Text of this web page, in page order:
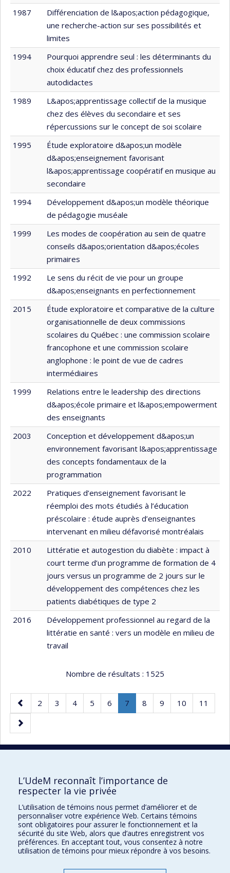
1987
Différenciation de l&apos;action pédagogique,
une recherche-action sur ses possibilités et
limites
1994
Pourquoi apprendre seul : les déterminants du
choix éducatif chez des professionnels
autodidactes
1989
L&apos;apprentissage collectif de la musique
chez des élèves du secondaire et ses
répercussions sur le concept de soi scolaire
1995
Étude exploratoire d&apos;un modèle
d&apos;enseignement favorisant
l&apos;apprentissage coopératif en musique au
secondaire
1994
Développement d&apos;un modèle théorique
de pédagogie muséale
1999
Les modes de coopération au sein de quatre
conseils d&apos;orientation d&apos;écoles
primaires
1992
Le sens du récit de vie pour un groupe
d&apos;enseignants en perfectionnement
2015
Étude exploratoire et comparative de la culture
organisationnelle de deux commissions
scolaires du Québec : une commission scolaire
francophone et une commission scolaire
anglophone : le point de vue de cadres
intermédiaires
1999
Relations entre le leadership des directions
d&apos;école primaire et l&apos;empowerment
des enseignants
2003
Conception et développement d&apos;un
environnement favorisant l&apos;apprentissage
des concepts fondamentaux de la
programmation
2022
Pratiques d’enseignement favorisant le
réemploi des mots étudiés à l’éducation
préscolaire : étude auprès d’enseignantes
intervenant en milieu défavorisé montréalais
2010
Littératie et autogestion du diabète : impact à
court terme d’un programme de formation de 4
jours versus un programme de 2 jours sur le
développement des compétences chez les
patients diabétiques de type 2
2016
Développement professionnel au regard de la
littératie en santé : vers un modèle en milieu de
travail
Nombre de résultats : 1525
Page
précédente
Page
2 Page
3 Page
4 Page
5 Page
6 Page
7
Page
Page
8 Page
9 Page
10 Page
11
Page
suivante
Faculté des sciences de l'éducation
Pavillon Marie-Victorin
90, avenue Vincent-d'Indy
Montréal (Québec) H2V 2S9
L’UdeM reconnaît l’importance de
respecter la vie privée
L’utilisation de témoins nous permet d’améliorer et de
personnaliser votre expérience Web. Certains témoins
sont obligatoires pour assurer le fonctionnement et la
sécurité du site Web, alors que d’autres enregistrent vos
préférences. En acceptant tout, vous consentez à notre
utilisation de témoins pour mieux répondre à vos besoins.